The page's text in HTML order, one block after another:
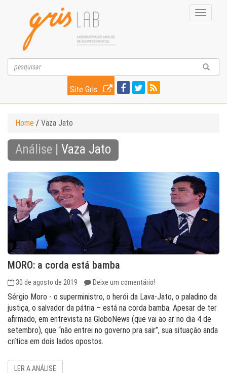
Toggle
Site Gris
Home / Vaza Jato
Análise | Vaza Jato
MORO: a corda está bamba
30 de agosto de 2019 Deixe um comentário!
Sérgio Moro - o superministro, o herói da Lava-Jato, o paladino da
justiça, o salvador da pátria – está na corda bamba. Apesar de ter
afirmado, em entrevista na GloboNews (que vai ao ar no dia 4 de
setembro), que “não entrei no governo pra sair”, sua situação anda
crítica em dois lados opostos.
LER A ANÁLISE